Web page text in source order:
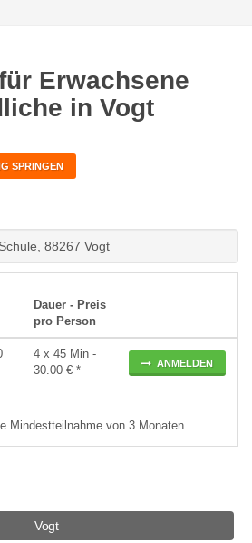
Erwachsene
in Vogt
SPRINGEN
88267 Vogt
Dauer - Preis
pro Person
4 x 45 Min -
30.00 € *
ANMELDEN
Mindestteilnahme von 3 Monaten
Vogt